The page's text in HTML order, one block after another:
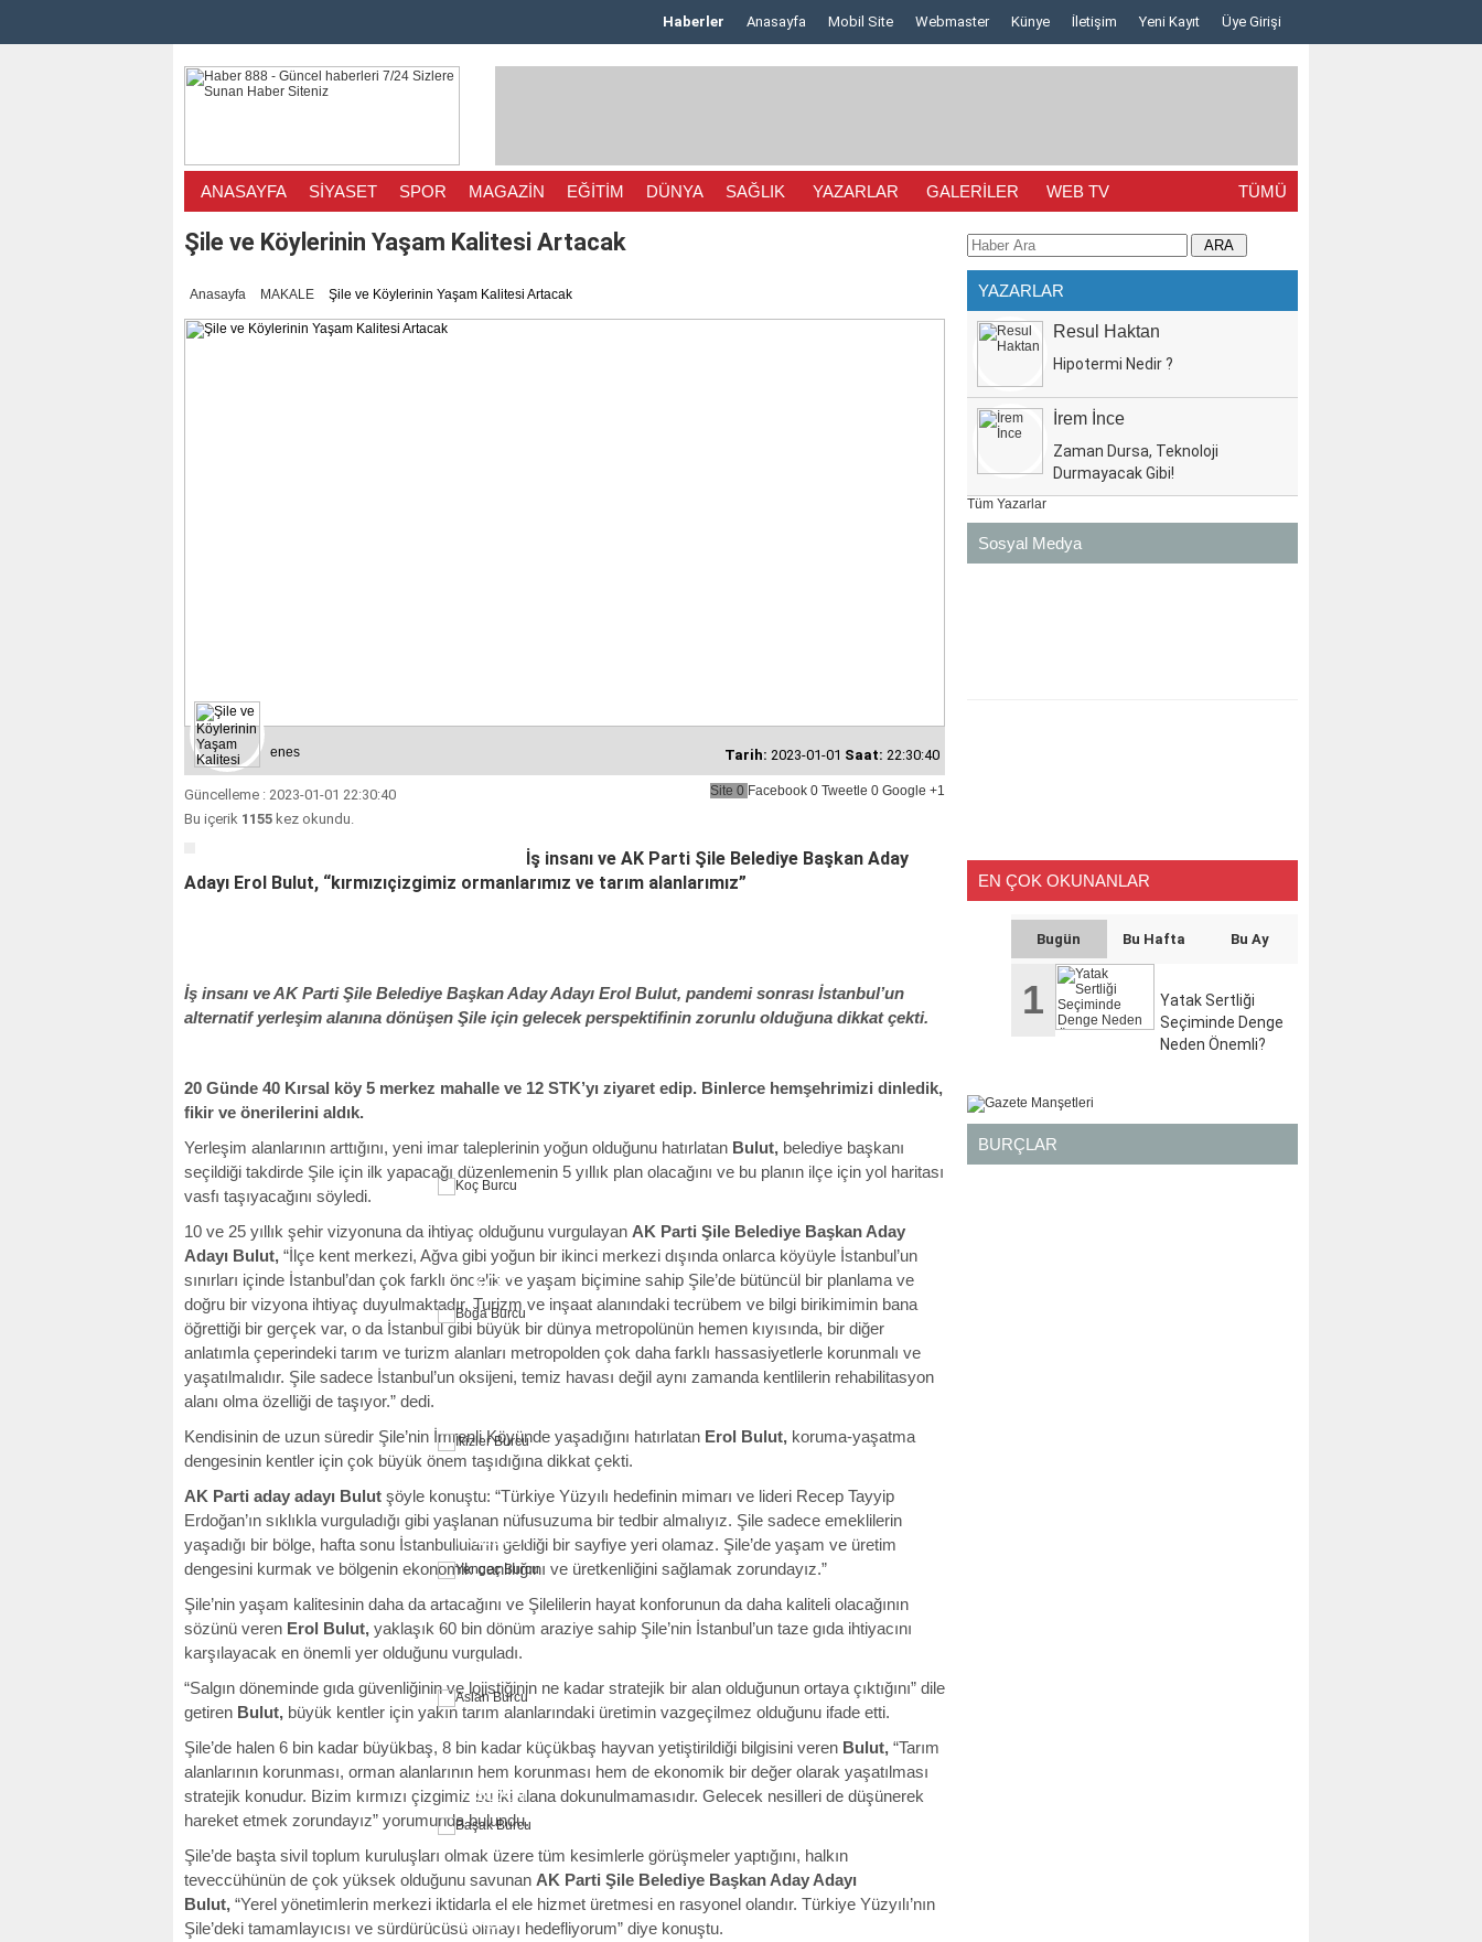
Haberler Anasayfa Mobil Site Webmaster Künye İletişim Yeni Kayıt Üye Girişi
ANASAYFA SİYASET SPOR MAGAZİN EĞİTİM DÜNYA SAĞLIK YAZARLAR GALERİLER WEB TV TÜMÜ
Şile ve Köylerinin Yaşam Kalitesi Artacak
Anasayfa MAKALE Şile ve Köylerinin Yaşam Kalitesi Artacak
enes Tarih: 2023-01-01 Saat: 22:30:40
Güncelleme : 2023-01-01 22:30:40
Bu içerik 1155 kez okundu.
Site 0 Facebook 0 Tweetle 0 Google +1
İş insanı ve AK Parti Şile Belediye Başkan Aday
Adayı Erol Bulut, “kırmızıçizgimiz ormanlarımız ve tarım alanlarımız”
İş insanı ve AK Parti Şile Belediye Başkan Aday Adayı Erol Bulut, pandemi sonrası İstanbul’un
alternatif yerleşim alanına dönüşen Şile için gelecek perspektifinin zorunlu olduğuna dikkat çekti.
20 Günde 40 Kırsal köy 5 merkez mahalle ve 12 STK’yı ziyaret edip. Binlerce hemşehrimizi dinledik,
fikir ve önerilerini aldık.
Yerleşim alanlarının arttığını, yeni imar taleplerinin yoğun olduğunu hatırlatan Bulut, belediye başkanı
seçildiği takdirde Şile için ilk yapacağı düzenlemenin 5 yıllık plan olacağını ve bu planın ilçe için yol haritası
vasfı taşıyacağını söyledi.
10 ve 25 yıllık şehir vizyonuna da ihtiyaç olduğunu vurgulayan AK Parti Şile Belediye Başkan Aday
Adayı Bulut, “İlçe kent merkezi, Ağva gibi yoğun bir ikinci merkezi dışında onlarca köyüyle İstanbul’un
sınırları içinde İstanbul’dan çok farklı öncelik ve yaşam biçimine sahip Şile’de bütüncül bir planlama ve
doğru bir vizyona ihtiyaç duyulmaktadır. Turizm ve inşaat alanındaki tecrübem ve bilgi birikimimin bana
öğrettiği bir gerçek var, o da İstanbul gibi büyük bir dünya metropolünün hemen kıyısında, bir diğer
anlatımla çeperindeki tarım ve turizm alanları metropolden çok daha farklı hassasiyetlerle korunmalı ve
yaşatılmalıdır. Şile sadece İstanbul’un oksijeni, temiz havası değil aynı zamanda kentlilerin rehabilitasyon
alanı olma özelliği de taşıyor.” dedi.
Kendisinin de uzun süredir Şile’nin İmrenli Köyünde yaşadığını hatırlatan Erol Bulut, koruma-yaşatma
dengesinin kentler için çok büyük önem taşıdığına dikkat çekti.
AK Parti aday adayı Bulut şöyle konuştu: “Türkiye Yüzyılı hedefinin mimarı ve lideri Recep Tayyip
Erdoğan’ın sıklıkla vurguladığı gibi yaşlanan nüfusuzuma bir tedbir almalıyız. Şile sadece emeklilerin
yaşadığı bir bölge, hafta sonu İstanbulluların geldiği bir sayfiye yeri olamaz. Şile’de yaşam ve üretim
dengesini kurmak ve bölgenin ekonomik canlılığını ve üretkenliğini sağlamak zorundayız.”
Şile’nin yaşam kalitesinin daha da artacağını ve Şilelilerin hayat konforunun da daha kaliteli olacağının
sözünü veren Erol Bulut, yaklaşık 60 bin dönüm araziye sahip Şile’nin İstanbul’un taze gıda ihtiyacını
karşılayacak en önemli yer olduğunu vurguladı.
“Salgın döneminde gıda güvenliğinin ve lojistiğinin ne kadar stratejik bir alan olduğunun ortaya çıktığını” dile
getiren Bulut, büyük kentler için yakın tarım alanlarındaki üretimin vazgeçilmez olduğunu ifade etti.
Şile’de halen 6 bin kadar büyükbaş, 8 bin kadar küçükbaş hayvan yetiştirildiği bilgisini veren Bulut, “Tarım
alanlarının korunması, orman alanlarının hem korunması hem de ekonomik bir değer olarak yaşatılması
stratejik konudur. Bizim kırmızı çizgimiz bu iki alana dokunulmamasıdır. Gelecek nesilleri de düşünerek
hareket etmek zorundayız” yorumunda bulundu.
Şile’de başta sivil toplum kuruluşları olmak üzere tüm kesimlerle görüşmeler yaptığını, halkın
teveccühünün de çok yüksek olduğunu savunan AK Parti Şile Belediye Başkan Aday Adayı
Bulut, “Yerel yönetimlerin merkezi iktidarla el ele hizmet üretmesi en rasyonel olandır. Türkiye Yüzyılı’nın
Şile’deki tamamlayıcısı ve sürdürücüsü olmayı hedefliyorum” diye konuştu.
YAZARLAR
Resul Haktan
Hipotermi Nedir ?
İrem İnce
Zaman Dursa, Teknoloji
Durmayacak Gibi!
Tüm Yazarlar
Sosyal Medya
EN ÇOK OKUNANLAR
Bugün Bu Hafta Bu Ay
1
Yatak Sertliği
Seçiminde Denge
Neden Önemli?
BURÇLAR
KOÇ
İKİZLER
YENGEÇ
ASLAN
BAŞAK